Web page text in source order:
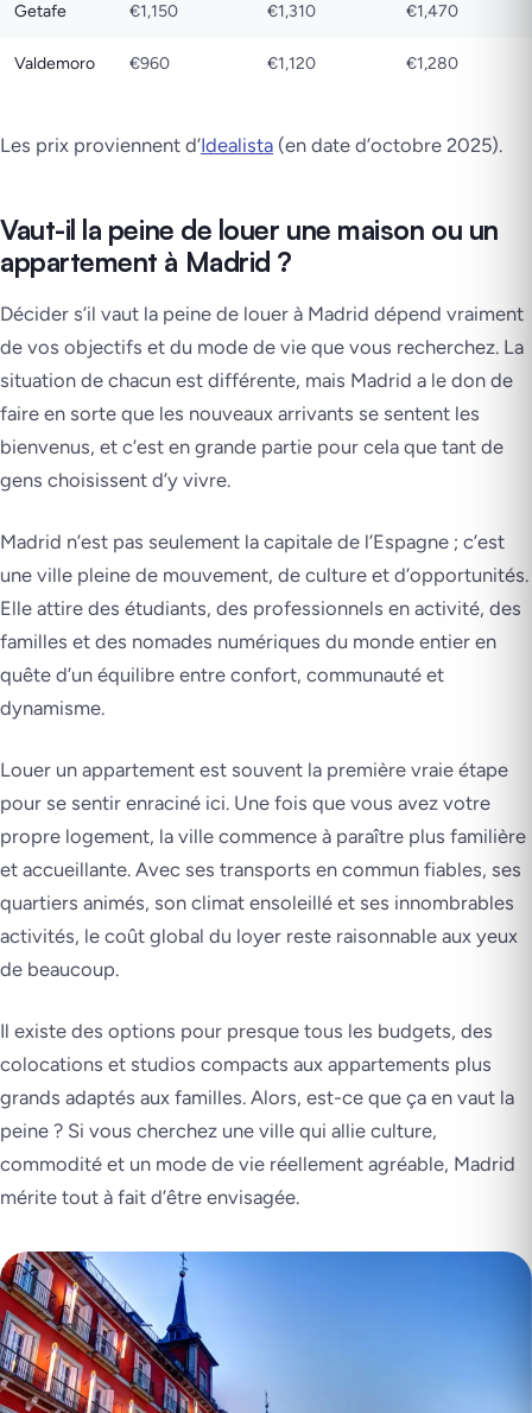
Getafe €1,150 €1,310 €1,470
Valdemoro €960 €1,120 €1,280
Les prix proviennent d’Idealista (en date d’octobre 2025).
Vaut-il la peine de louer une maison ou un
appartement à Madrid ?
Décider s’il vaut la peine de louer à Madrid dépend vraiment
de vos objectifs et du mode de vie que vous recherchez. La
situation de chacun est différente, mais Madrid a le don de
faire en sorte que les nouveaux arrivants se sentent les
bienvenus, et c’est en grande partie pour cela que tant de
gens choisissent d’y vivre.
Madrid n’est pas seulement la capitale de l’Espagne ; c’est
une ville pleine de mouvement, de culture et d’opportunités.
Elle attire des étudiants, des professionnels en activité, des
familles et des nomades numériques du monde entier en
quête d’un équilibre entre confort, communauté et
dynamisme.
Louer un appartement est souvent la première vraie étape
pour se sentir enraciné ici. Une fois que vous avez votre
propre logement, la ville commence à paraître plus familière
et accueillante. Avec ses transports en commun fiables, ses
quartiers animés, son climat ensoleillé et ses innombrables
activités, le coût global du loyer reste raisonnable aux yeux
de beaucoup.
Il existe des options pour presque tous les budgets, des
colocations et studios compacts aux appartements plus
grands adaptés aux familles. Alors, est-ce que ça en vaut la
peine ? Si vous cherchez une ville qui allie culture,
commodité et un mode de vie réellement agréable, Madrid
mérite tout à fait d’être envisagée.